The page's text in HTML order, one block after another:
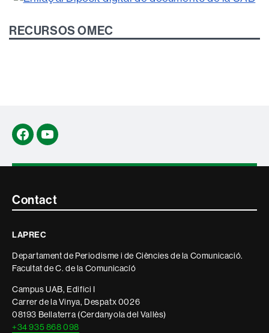
RECURSOS OMEC
FacebookYouTube
Contacte
informació
legal
Contact
LAPREC
Departament de Periodisme i de Ciències de la Comunicació.
Facultat de C. de la Comunicacíó
Campus UAB, Edifici I
Carrer de la Vinya, Despatx 0026
08193 Bellaterra (Cerdanyola del Vallès)
+34 935 868 098